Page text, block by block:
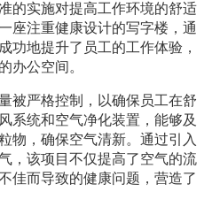
的实施对提高工作环境的舒适
座注重健康设计的写字楼，通
功地提升了员工的工作体验，
办公空间。
被严格控制，以确保员工在舒
系统和空气净化装置，能够及
物，确保空气清新。通过引入
，该项目不仅提高了空气的流
佳而导致的健康问题，营造了